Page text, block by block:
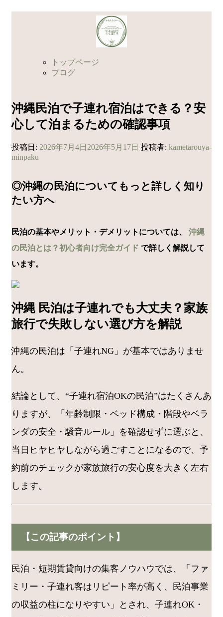
プ
トップページ
ブログ
沖縄民泊で子連れ宿泊はできる？安
心して泊まるための確認事項
投稿日: 2026年7月4日 2026年5月17日 投稿者: kametarouya-
minpaku
◎沖縄の民泊についてもっと詳しく知り
たい方へ
民泊の基本やメリット・デメリットについては、 沖縄
の民泊とは？初心者向け完全ガイド で詳しく解説して
います。
沖縄 民泊は子連れでも大丈夫？家族
旅行で失敗しない選び方を解説
沖縄の民泊は「子連れNG」が基本ではありませ
ん。
結論として、“子連れ宿泊OKの民泊”はたくさんあ
りますが、「年齢制限・ベッド構成・階段やベラ
ンダの安全・騒音ルール」を確認せずに選ぶと、
当日ヒヤヒヤしながら過ごすことになるので、予
約前のチェックが家族旅行の安心度を大きく左右
します。
【この記事のポイント】
民泊・短期賃貸向けの集客ノウハウでは、「ファ
ミリー・子連れ客はリピート率が高く、民泊事業
の収益の柱になりやすい」とされ、子連れOK・